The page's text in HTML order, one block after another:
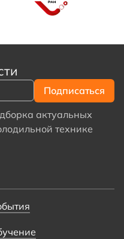
актуальных
технике